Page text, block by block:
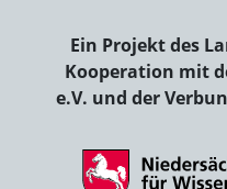
Ein Projekt des
Kooperation mit
e.V. und der